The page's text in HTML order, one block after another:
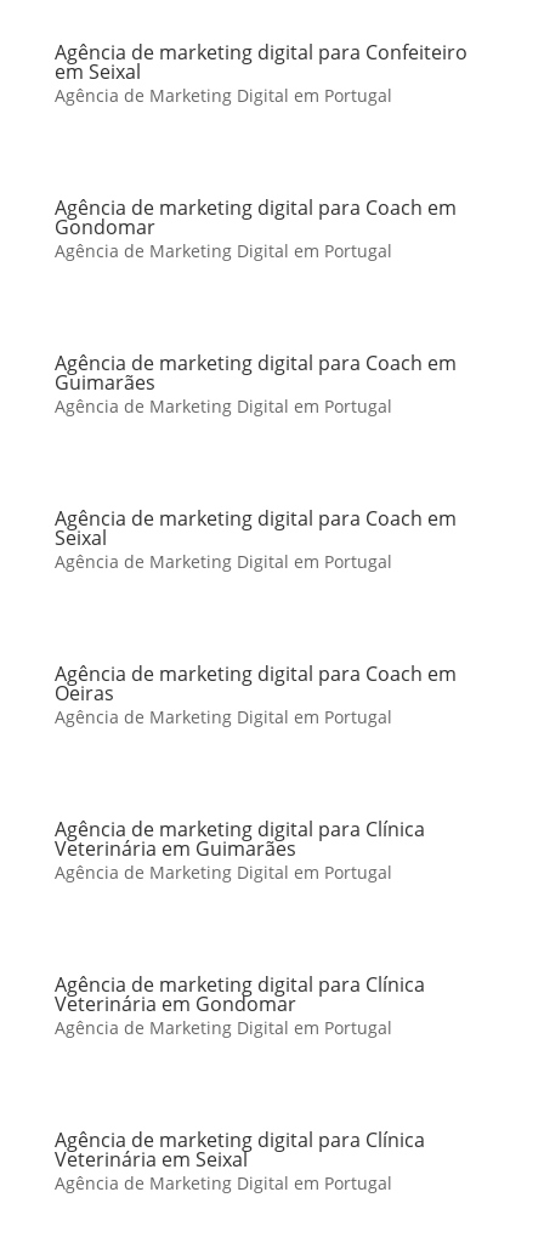
Agência de marketing digital para Confeiteiro
em Seixal
Agência de Marketing Digital em Portugal
Agência de marketing digital para Coach em
Gondomar
Agência de Marketing Digital em Portugal
Agência de marketing digital para Coach em
Guimarães
Agência de Marketing Digital em Portugal
Agência de marketing digital para Coach em
Seixal
Agência de Marketing Digital em Portugal
Agência de marketing digital para Coach em
Oeiras
Agência de Marketing Digital em Portugal
Agência de marketing digital para Clínica
Veterinária em Guimarães
Agência de Marketing Digital em Portugal
Agência de marketing digital para Clínica
Veterinária em Gondomar
Agência de Marketing Digital em Portugal
Agência de marketing digital para Clínica
Veterinária em Seixal
Agência de Marketing Digital em Portugal